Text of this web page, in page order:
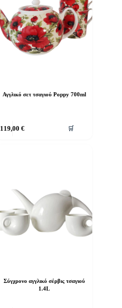
Αγγλικό σετ τσαγιού Poppy 700ml
119,00€ 🛒
Σύγχρονο αγγλικό σέρβις τσαγιού
1.4L